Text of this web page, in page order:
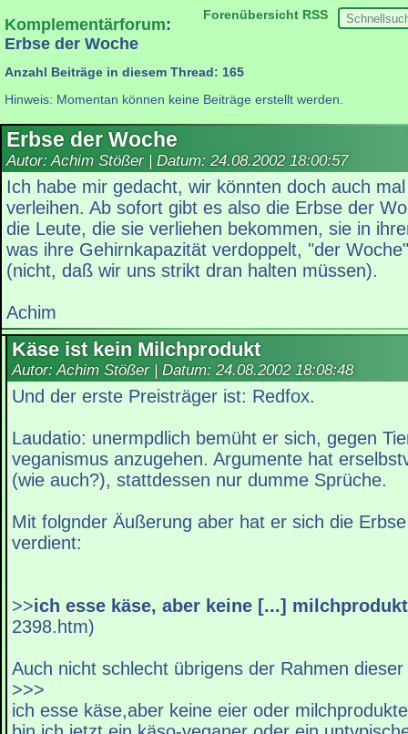
Forenübersicht RSS
Komplementärforum:
Erbse der Woche
Anzahl Beiträge in diesem Thread: 165
Hinweis: Momentan können keine Beiträge erstellt werden.
Erbse der Woche
Autor: Achim Stößer | Datum: 24.08.2002 18:00:57
Ich habe mir gedacht, wir könnten doch auch
verleihen. Ab sofort gibt es also die Erbse der
die Leute, die sie verliehen bekommen, sie in
was ihre Gehirnkapazität verdoppelt, "der
(nicht, daß wir uns strikt dran halten müssen).
Achim
Käse ist kein Milchprodukt
Autor: Achim Stößer | Datum: 24.08.2002 18:08:48
Und der erste Preisträger ist: Redfox.
Laudatio: unermpdlich bemüht er sich, gegen
veganismus anzugehen. Argumente hat
(wie auch?), stattdessen nur dumme Sprüche.
Mit folgnder Äußerung aber hat er sich die
verdient:
>>ich esse käse, aber keine [...]
2398.htm)
Auch nicht schlecht übrigens der Rahmen
>>>
ich esse käse,aber keine eier oder